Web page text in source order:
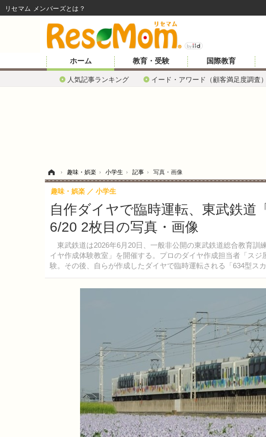
ホーム
人気記事ランキング イード・アワード（顧客満足度調査）
教育・受験 国際教育
› 趣味・娯楽 › 小学生 › 記事 › 写真・画像
自作ダイヤで臨時運転、東武鉄道
6/20 2枚目の写真・画像
東武鉄道は2026年6月20日、一般非公開の東武鉄道総合教育訓
イヤ作成体験教室」を開催する。プロのダイヤ作成担当者「ス
験。その後、自らが作成したダイヤで臨時運転される「634型ス
趣味・娯楽 小学生
リセマム メンバーズ